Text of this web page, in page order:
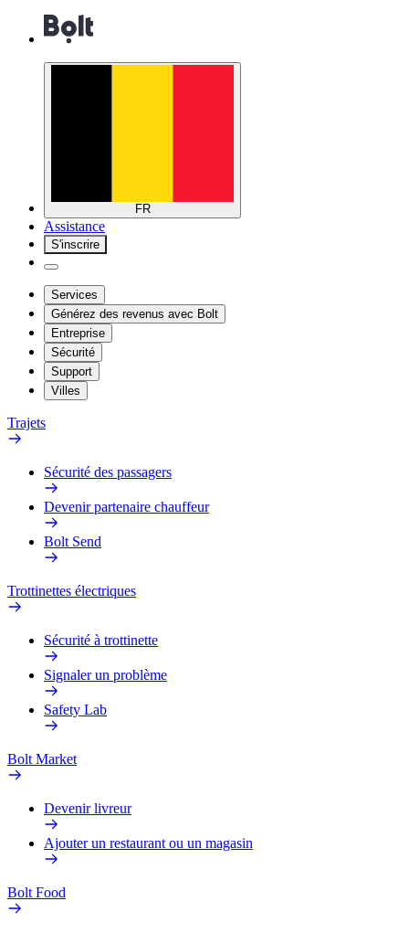
FR
Assistance
S'inscrire
Services
Générez des revenus avec Bolt
Entreprise
Sécurité
Support
Villes
Trajets
Sécurité des passagers
Devenir partenaire chauffeur
Bolt Send
Trottinettes électriques
Sécurité à trottinette
Signaler un problème
Safety Lab
Bolt Market
Devenir livreur
Ajouter un restaurant ou un magasin
Bolt Food